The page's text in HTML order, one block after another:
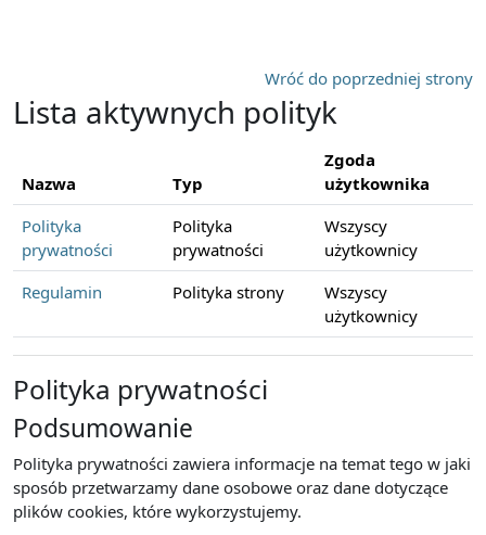
Wróć do poprzedniej strony
Lista aktywnych polityk
Nazwa Typ
Zgoda
użytkownika
Polityka
prywatności
Polityka
prywatności
Wszyscy
użytkownicy
Regulamin
Polityka strony
Wszyscy
użytkownicy
Polityka prywatności
Podsumowanie
Polityka prywatności zawiera informacje na temat tego w jaki
sposób przetwarzamy dane osobowe oraz dane dotyczące
plików cookies, które wykorzystujemy.